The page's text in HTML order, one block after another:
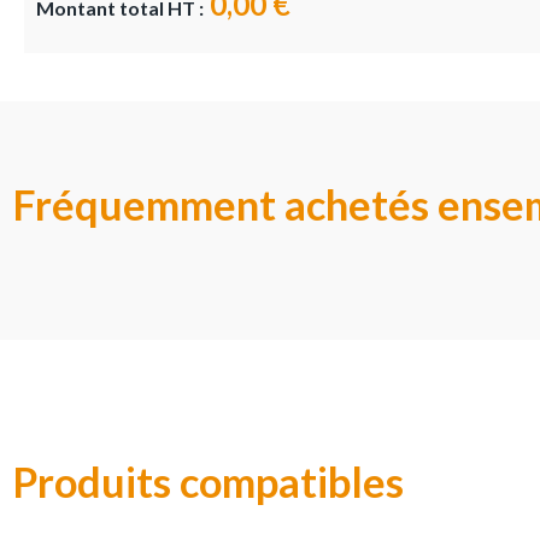
Montant total HT :
Fréquemment achetés
Produits compatibles